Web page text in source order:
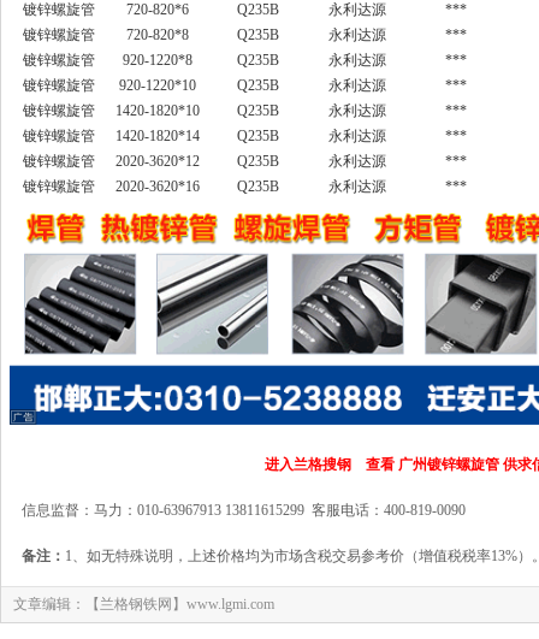
镀锌螺旋管
720-820*6 Q235B 永利达源
***
镀锌螺旋管
720-820*8 Q235B 永利达源
***
镀锌螺旋管
920-1220*8 Q235B 永利达源
***
镀锌螺旋管
920-1220*10 Q235B 永利达源
***
镀锌螺旋管
1420-1820*10 Q235B 永利达源
***
镀锌螺旋管
1420-1820*14 Q235B 永利达源
***
镀锌螺旋管
2020-3620*12 Q235B 永利达源
***
镀锌螺旋管
2020-3620*16 Q235B 永利达源 ***
进入兰格搜钢 查看 广州镀锌螺旋管 供求
信息监督：马力：010-63967913 13811615299 客服电话：400-819-0090
备注： 1、如无特殊说明，上述价格均为市场含税交易参考价（增值税税率13%）
文章编辑：【兰格钢铁网】www.lgmi.com